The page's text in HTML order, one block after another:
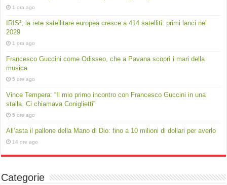
1 ora ago
IRIS², la rete satellitare europea cresce a 414 satelliti: primi lanci nel
2029
1 ora ago
Francesco Guccini come Odisseo, che a Pavana scoprì i mari della
musica
5 ore ago
Vince Tempera: “Il mio primo incontro con Francesco Guccini in una
stalla. Ci chiamava Coniglietti”
5 ore ago
All’asta il pallone della Mano di Dio: fino a 10 milioni di dollari per averlo
14 ore ago
Categorie